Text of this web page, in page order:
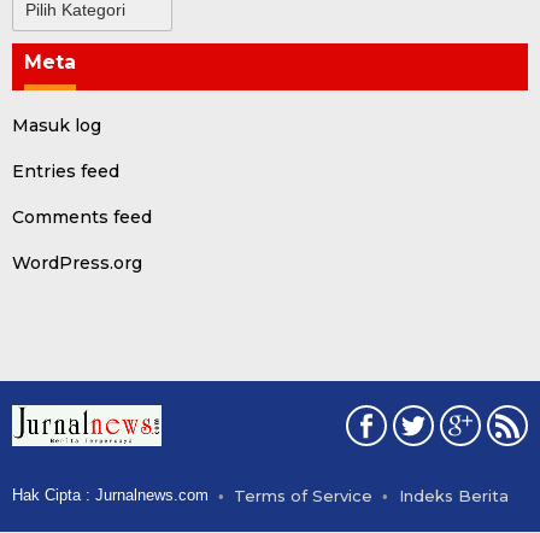
Meta
Masuk log
Entries feed
Comments feed
WordPress.org
Hak Cipta : Jurnalnews.com Terms of Service Indeks Berita